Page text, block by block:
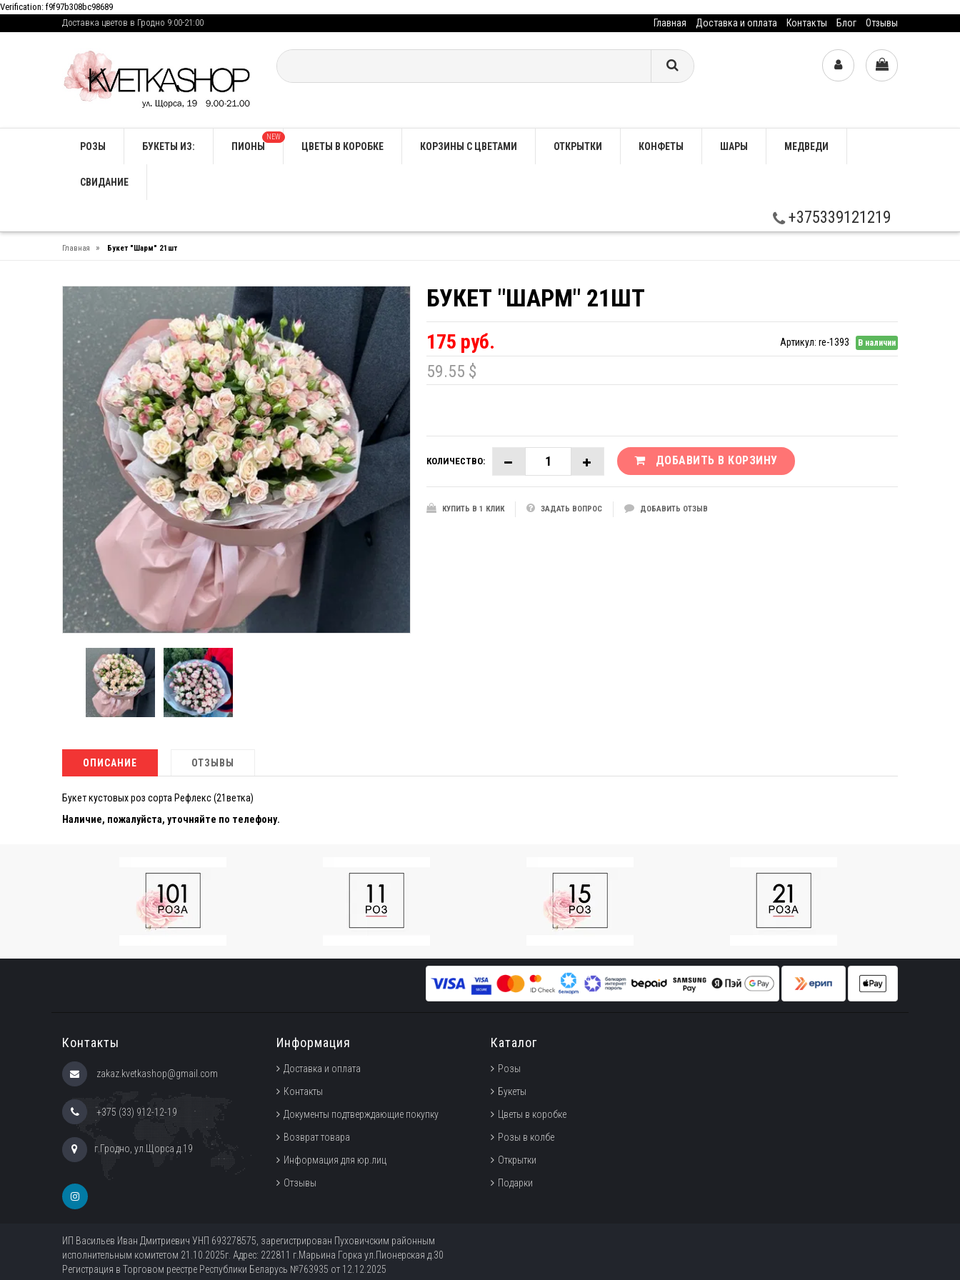
Verification: f9f97b308bc98689
Доставка цветов в Гродно 9:00-21:00
Главная Доставка и оплата Контакты Блог Отзывы
РОЗЫ БУКЕТЫ ИЗ: ПИОНЫ
NEW
ЦВЕТЫ В КОРОБКЕ КОРЗИНЫ С ЦВЕТАМИ ОТКРЫТКИ КОНФЕТЫ ШАРЫ МЕДВЕДИ
СВИДАНИЕ
+375339121219
Главная » Букет "Шарм" 21шт
БУКЕТ "ШАРМ" 21ШТ
175 руб. В наличии
Артикул: re-1393
59.55 $
КОЛИЧЕСТВО: ДОБАВИТЬ В КОРЗИНУ
КУПИТЬ В 1 КЛИК ЗАДАТЬ ВОПРОС ДОБАВИТЬ ОТЗЫВ
ОПИСАНИЕ ОТЗЫВЫ
Букет кустовых роз сорта Рефлекс (21ветка)
Наличие, пожалуйста, уточняйте по телефону.
Контакты
zakaz.kvetkashop@gmail.com
+375 (33) 912-12-19
г.Гродно, ул.Щорса д.19
Информация
Доставка и оплата
Контакты
Документы подтверждающие покупку
Возврат товара
Информация для юр.лиц
Отзывы
Каталог
Розы
Букеты
Цветы в коробке
Розы в колбе
Открытки
Подарки
ИП Васильев Иван Дмитриевич УНП 693278575, зарегистрирован Пуховичским районным
исполнительным комитетом 21.10.2025г. Адрес: 222811 г.Марьина Горка ул.Пионерская д.30
Регистрация в Торговом реестре Республики Беларусь №763935 от 12.12.2025